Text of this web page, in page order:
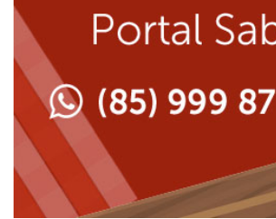
Lanchonetes
Massas
Peixes e Frutos do Mar
Peixes e Frutos do Mar
Pizzarias